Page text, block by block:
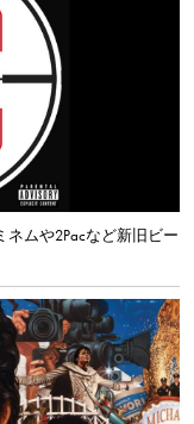
ムや2Pacなど新旧ビー